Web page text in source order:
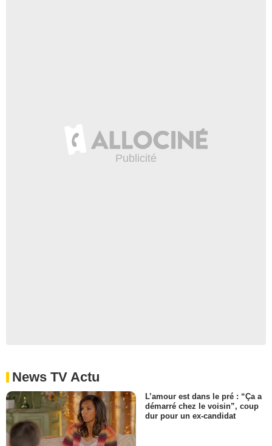
News TV Actu
L’amour est dans le pré : “Ça a
démarré chez le voisin”, coup
dur pour un ex-candidat